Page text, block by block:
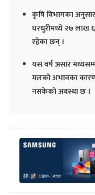
कृषि विभागका
घरधुरीमध्ये २७ लाख
रहेका छन् ।
यस वर्ष असार मध्यसम्म
मलको अभावका
नसकेको अवस्था छ ।